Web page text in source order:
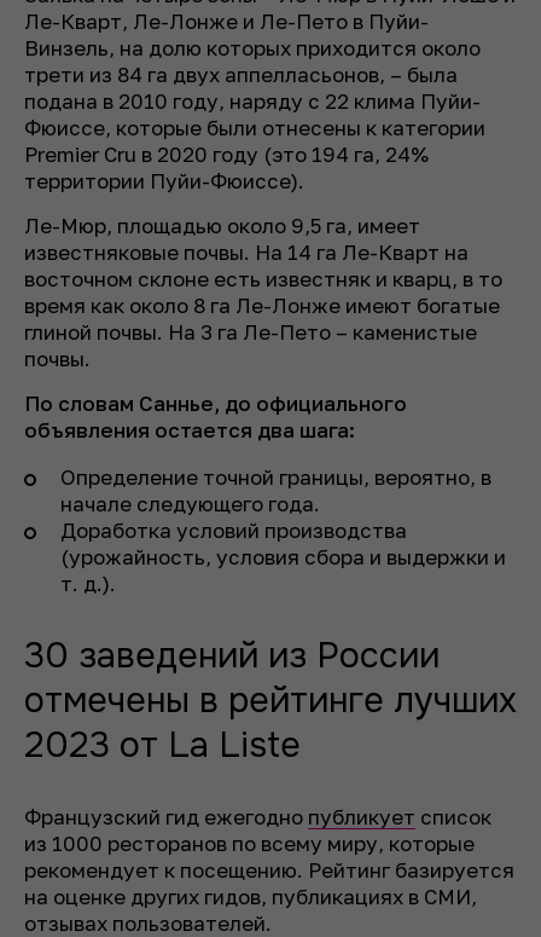
Ле-Кварт, Ле-Лонже и Ле-Пето в Пуйи-
Винзель, на долю которых приходится около
трети из 84 га двух аппелласьонов, – была
подана в 2010 году, наряду с 22 клима Пуйи-
Фюиссе, которые были отнесены к категории
Premier Cru в 2020 году (это 194 га, 24%
территории Пуйи-Фюиссе).
Ле-Мюр, площадью около 9,5 га, имеет
известняковые почвы. На 14 га Ле-Кварт на
восточном склоне есть известняк и кварц, в то
время как около 8 га Ле-Лонже имеют богатые
глиной почвы. На 3 га Ле-Пето – каменистые
почвы.
По словам Саннье, до официального
объявления остается два шага:
Определение точной границы, вероятно, в
начале следующего года.
Доработка условий производства
(урожайность, условия сбора и выдержки и
т. д.).
30 заведений из России
отмечены в рейтинге лучших
2023 от La Liste
Французский гид ежегодно публикует список
из 1000 ресторанов по всему миру, которые
рекомендует к посещению. Рейтинг базируется
на оценке других гидов, публикациях в СМИ,
отзывах пользователей.